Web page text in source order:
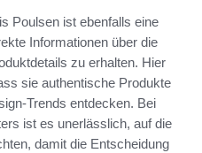
Poulsen ist ebenfalls eine
Informationen über die
zu erhalten. Hier
sie authentische Produkte
Trends entdecken. Bei
ist es unerlässlich, auf die
damit die Entscheidung